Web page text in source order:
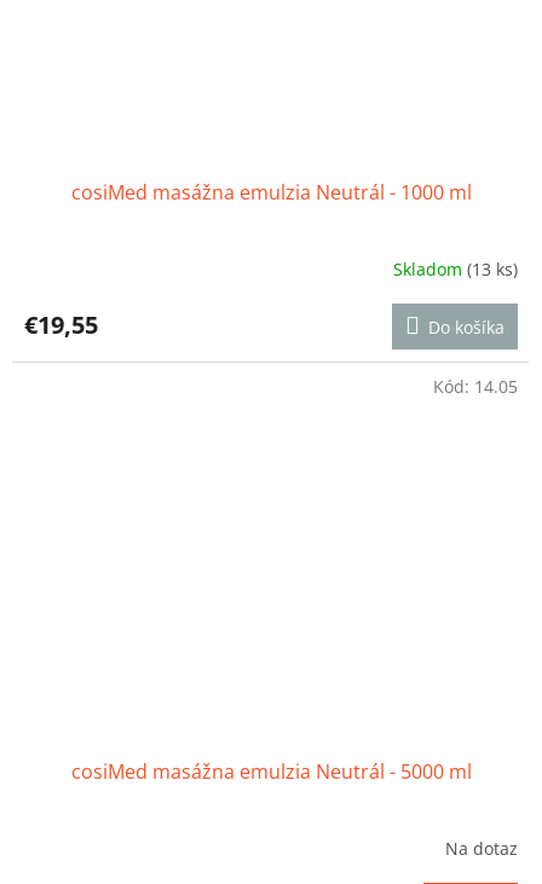
cosiMed masážna emulzia Neutrál - 1000 ml
produktu
je
4,7
Skladom(13 ks)
€19,55 Do košíka
cosiMed masážna emulzia Neutrál - 5000 ml
Na dotaz
Kód: 14.05